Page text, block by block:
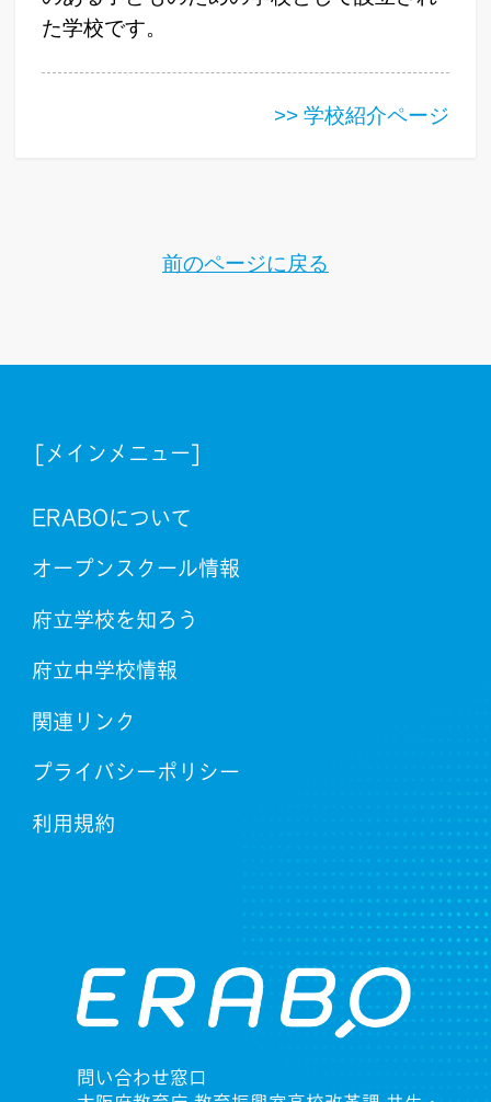
た学校です。
>> 学校紹介ページ
前のページに戻る
[メインメニュー]
ERABOについて
オープンスクール情報
府立学校を知ろう
府立中学校情報
関連リンク
プライバシーポリシー
利用規約
問い合わせ窓口